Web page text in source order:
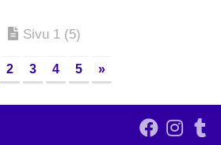
Sivu 1 (5)
2 3 4 5 »